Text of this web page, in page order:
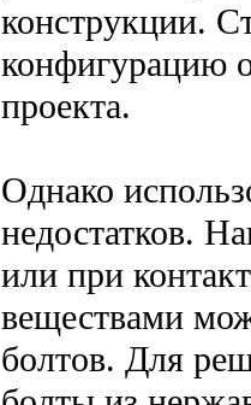
конструкции.
конфигурацию
проекта.
Однако
недостатков.
или при
веществами
болтов. Для